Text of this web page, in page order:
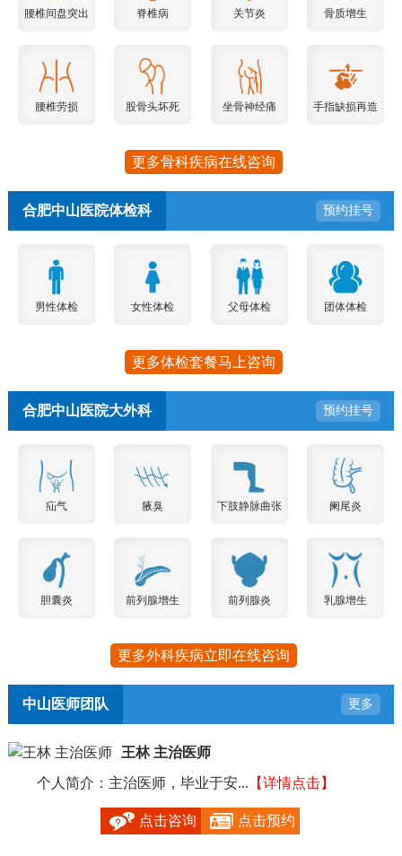
腰椎间盘突出 脊椎病 关节炎 骨质增生
腰椎劳损 股骨头坏死 坐骨神经痛 手指缺损再造
更多骨科疾病在线咨询
合肥中山医院体检科 预约挂号
男性体检 女性体检 父母体检 团体体检
更多体检套餐马上咨询
合肥中山医院大外科 预约挂号
疝气 腋臭 下肢静脉曲张 阑尾炎
胆囊炎 前列腺增生 前列腺炎 乳腺增生
更多外科疾病立即在线咨询
中山医师团队 更多
王林 主治医师
个人简介：主治医师，毕业于安... 【详情点击】
点击咨询 点击预约